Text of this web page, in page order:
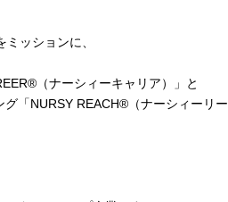
ッションに、
（ナーシィーキャリア）」と
「NURSY REACH®︎（ナーシィーリー